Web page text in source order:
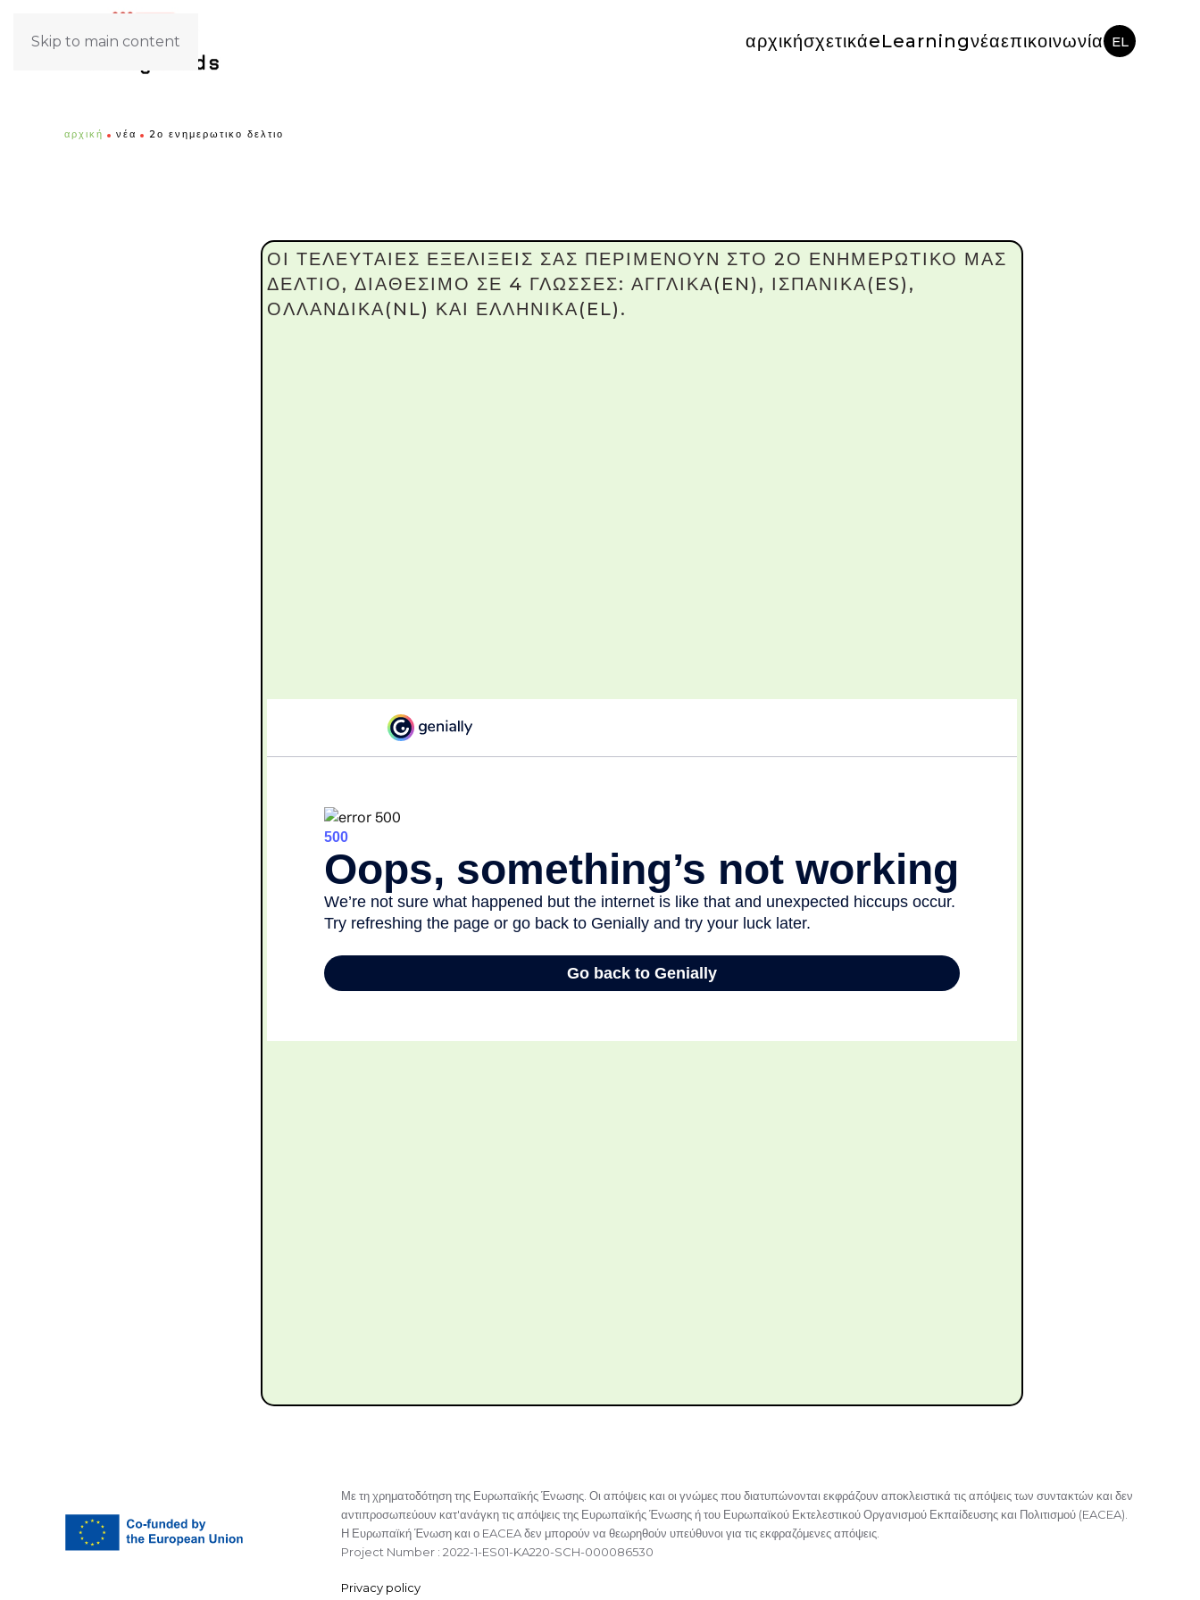
Skip to main content αρχικήσχετικάeLearningνέαεπικοινωνία EL
αρχική νέα 2ο ενημερωτικο δελτιο
ΟΙ ΤΕΛΕΥΤΑΙΕΣ ΕΞΕΛΙΞΕΙΣ ΣΑΣ ΠΕΡΙΜΕΝΟΥΝ ΣΤΟ 2Ο ΕΝΗΜΕΡΩΤΙΚΟ ΜΑΣ
ΔΕΛΤΙΟ, ΔΙΑΘΕΣΙΜΟ ΣΕ 4 ΓΛΩΣΣΕΣ: ΑΓΓΛΙΚΑ(EN), ΙΣΠΑΝΙΚΑ(ES),
ΟΛΛΑΝΔΙΚΑ(NL) ΚΑΙ ΕΛΛΗΝΙΚΑ(EL).
Με τη χρηματοδότηση της Ευρωπαϊκής Ένωσης. Οι απόψεις και οι γνώμες που διατυπώνονται εκφράζουν αποκλειστικά τις απόψεις των συντακτών και δεν
αντιπροσωπεύουν κατ'ανάγκη τις απόψεις της Ευρωπαϊκής Ένωσης ή του Ευρωπαϊκού Εκτελεστικού Οργανισμού Εκπαίδευσης και Πολιτισμού (EACEA).
Η Ευρωπαϊκή Ένωση και ο EACEA δεν μπορούν να θεωρηθούν υπεύθυνοι για τις εκφραζόμενες απόψεις.
Project Number : 2022-1-ES01-KA220-SCH-000086530
Privacy policy